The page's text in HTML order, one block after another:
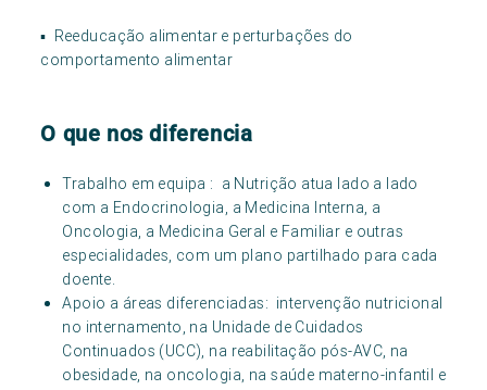
▪ Reeducação alimentar e perturbações do
comportamento alimentar
O que nos diferencia
Trabalho em equipa : a Nutrição atua lado a lado
com a Endocrinologia, a Medicina Interna, a
Oncologia, a Medicina Geral e Familiar e outras
especialidades, com um plano partilhado para cada
doente.
Apoio a áreas diferenciadas: intervenção nutricional
no internamento, na Unidade de Cuidados
Continuados (UCC), na reabilitação pós-AVC, na
obesidade, na oncologia, na saúde materno-infantil e